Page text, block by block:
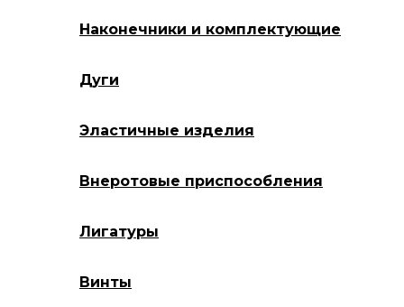
Наконечники и комплектующие
Дуги
Эластичные изделия
Внеротовые приспособления
Лигатуры
Винты